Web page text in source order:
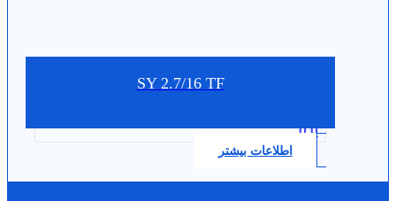
SY 2.7/16 TF
0.0
اطلاعات بیشتر